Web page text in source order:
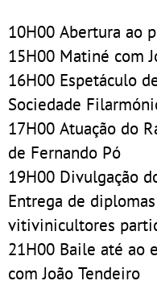
10H00 Abertura ao
15H00 Matiné com
16H00 Espetáculo
Sociedade
17H00 Atuação do
de Fernando Pó
19H00 Divulgação
Entrega de
vitivinicultores
21H00 Baile até ao
com João Tendeiro